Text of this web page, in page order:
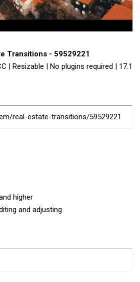
Transitions - 59529221
| Resizable | No plugins required | 17.1
real-estate-transitions/59529221
higher
and adjusting